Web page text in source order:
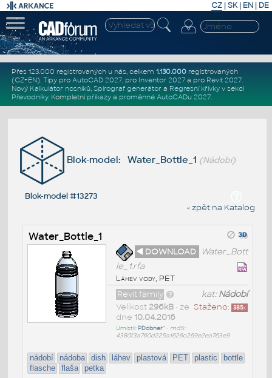
CZ | SK| EN | DE
Přes 123.000 registrovaných u nás, celkem 1.130.000registrovaných
(CZ+EN). Tipy pro AutoCAD 2027, pro Inventor 2027a pro Revit 2027.
Nový Kalkulátor nosníků, Spirograf generátor a Regresní křivkyv sekci
Převodníky. Kompletní příkazya proměnné AutoCADu 2027.
Blok-model: Water_Bottle_1 (Nádobí)
Blok-model #13273
« zpět na Katalog
Water_Bottle_1
◄ DOWNLOAD
Water_Bott
le_1.rfa
Láhev vody, PET
kat:Nádobí
Revit family
Staženo: 385x
Velikost 296kB• ze
dne 10.04.2016
Umístil: PDobner^ • md5:
4380f3a760d225a1626c269e2ea763e9
nádobí nádoba dish láhev plastová PET plastic
bottle
flasche
flaša petka